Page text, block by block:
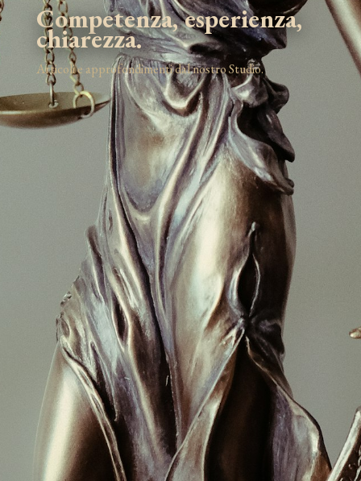
Competenza, esperienza,
chiarezza.
Articoli e approfondimenti dal nostro Studio.